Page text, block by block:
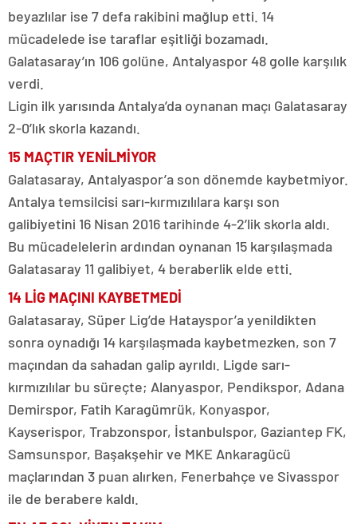
beyazlılar ise 7 defa rakibini mağlup etti. 14
mücadelede ise taraflar eşitliği bozamadı.
Galatasaray’ın 106 golüne, Antalyaspor 48 golle karşılık
verdi.
Ligin ilk yarısında Antalya’da oynanan maçı Galatasaray
2-0’lık skorla kazandı.
15 MAÇTIR YENİLMİYOR
Galatasaray, Antalyaspor’a son dönemde kaybetmiyor.
Antalya temsilcisi sarı-kırmızılılara karşı son
galibiyetini 16 Nisan 2016 tarihinde 4-2’lik skorla aldı.
Bu mücadelelerin ardından oynanan 15 karşılaşmada
Galatasaray 11 galibiyet, 4 beraberlik elde etti.
14 LİG MAÇINI KAYBETMEDİ
Galatasaray, Süper Lig’de Hatayspor’a yenildikten
sonra oynadığı 14 karşılaşmada kaybetmezken, son 7
maçından da sahadan galip ayrıldı. Ligde sarı-
kırmızılılar bu süreçte; Alanyaspor, Pendikspor, Adana
Demirspor, Fatih Karagümrük, Konyaspor,
Kayserispor, Trabzonspor, İstanbulspor, Gaziantep FK,
Samsunspor, Başakşehir ve MKE Ankaragücü
maçlarından 3 puan alırken, Fenerbahçe ve Sivasspor
ile de berabere kaldı.